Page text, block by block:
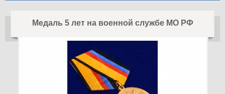
Медаль 5 лет на военной службе МО РФ